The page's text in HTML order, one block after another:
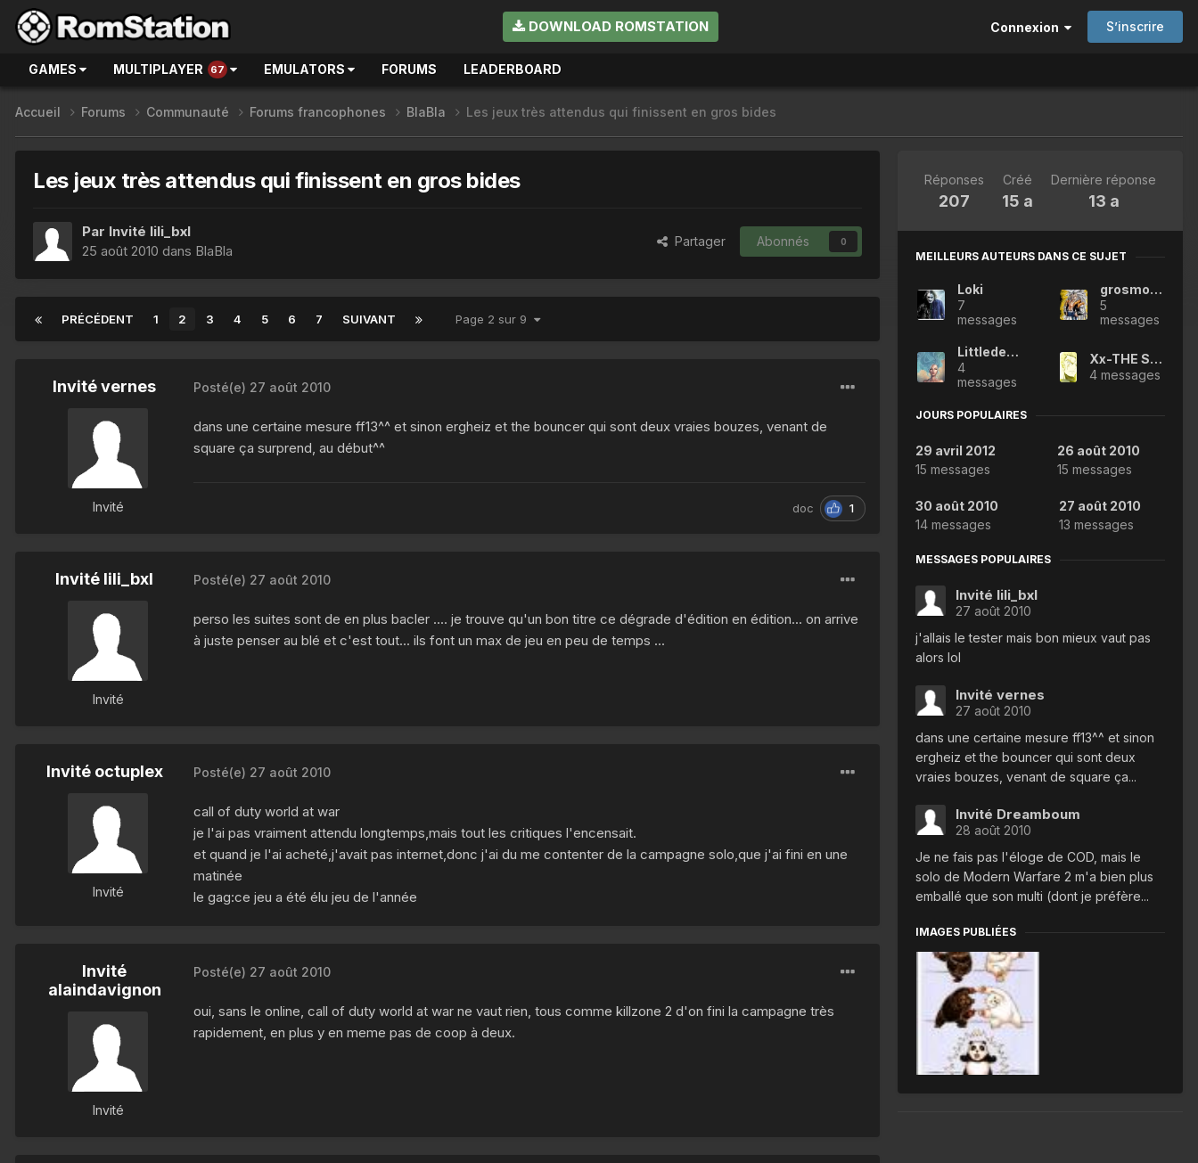
DOWNLOAD ROMSTATION Connexion S’inscrire
GAMES MULTIPLAYER 67 EMULATORS FORUMS LEADERBOARD
Accueil Forums Communauté Forums francophones BlaBla Les jeux très attendus qui finissent en gros bides
Les jeux très attendus qui finissent en gros bides
Par Invité lili_bxl
25 août 2010 dans BlaBla
Partager Abonnés 0
PRÉCÉDENT 1 2 3 4 5 6 7 SUIVANT Page 2 sur 9
Invité vernes
Invité
Posté(e) 27 août 2010
dans une certaine mesure ff13^^ et sinon ergheiz et the bouncer qui sont deux vraies bouzes, venant de
square ça surprend, au début^^
doc 1
Invité lili_bxl
Invité
Posté(e) 27 août 2010
perso les suites sont de en plus bacler .... je trouve qu'un bon titre ce dégrade d'édition en édition... on arrive
à juste penser au blé et c'est tout... ils font un max de jeu en peu de temps ...
Invité octuplex
Invité
Posté(e) 27 août 2010
call of duty world at war
je l'ai pas vraiment attendu longtemps,mais tout les critiques l'encensait.
et quand je l'ai acheté,j'avait pas internet,donc j'ai du me contenter de la campagne solo,que j'ai fini en une
matinée
le gag:ce jeu a été élu jeu de l'année
Invité
alaindavignon
Invité
Posté(e) 27 août 2010
oui, sans le online, call of duty world at war ne vaut rien, tous comme killzone 2 d'on fini la campagne très
rapidement, en plus y en meme pas de coop à deux.
Réponses
207
Créé
15 a
Dernière réponse
13 a
MEILLEURS AUTEURS DANS CE SUJET
Loki
7
messages
grosmomo
5
messages
Littledeath
4
messages
Xx-THE SHADOW-xX
4 messages
JOURS POPULAIRES
29 avril 2012
15 messages
26 août 2010
15 messages
30 août 2010
14 messages
27 août 2010
13 messages
MESSAGES POPULAIRES
Invité lili_bxl
27 août 2010
j'allais le tester mais bon mieux vaut pas
alors lol
Invité vernes
27 août 2010
dans une certaine mesure ff13^^ et sinon
ergheiz et the bouncer qui sont deux
vraies bouzes, venant de square ça...
Invité Dreamboum
28 août 2010
Je ne fais pas l'éloge de COD, mais le
solo de Modern Warfare 2 m'a bien plus
emballé que son multi (dont je préfère...
IMAGES PUBLIÉES